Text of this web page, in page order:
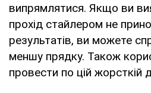
випрямлятися. Якщо ви
прохід стайлером не
результатів, ви можете
меншу прядку. Також
провести по цій жорсткій